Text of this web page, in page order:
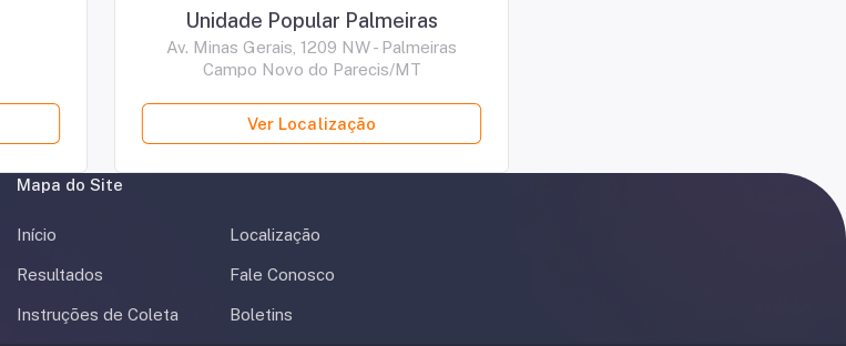
Unidade Popular Palmeiras
Av. Minas Gerais, 1209 NW - Palmeiras
Campo Novo do Parecis/MT
Ver Localização
Mapa do Site
Início
Resultados
Instruções de Coleta
Localização
Fale Conosco
Boletins